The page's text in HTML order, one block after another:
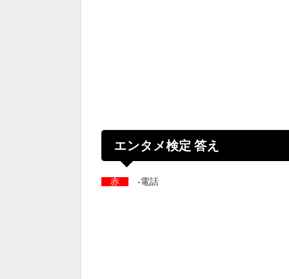
エンタメ検定 答え
赤 -電話